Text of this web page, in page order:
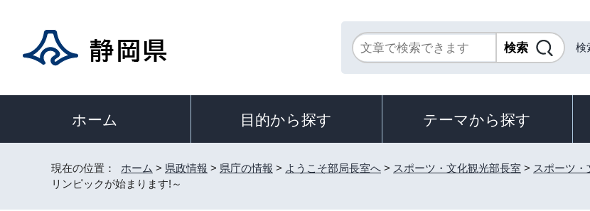
検
ホーム 目的から探す テーマから探す
現在の位置： ホーム > 県政情報 > 県庁の情報 > ようこそ部局長室へ > スポーツ・文化観光部長室 > スポーツ・
リンピックが始まります!～